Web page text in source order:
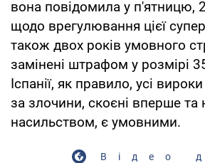
вона повідомила у п'ятницю,
щодо врегулювання цієї
також двох років умовного
замінені штрафом у розмірі
Іспанії, як правило, усі
за злочини, скоєні вперше та
насильством, є умовними.
Відео